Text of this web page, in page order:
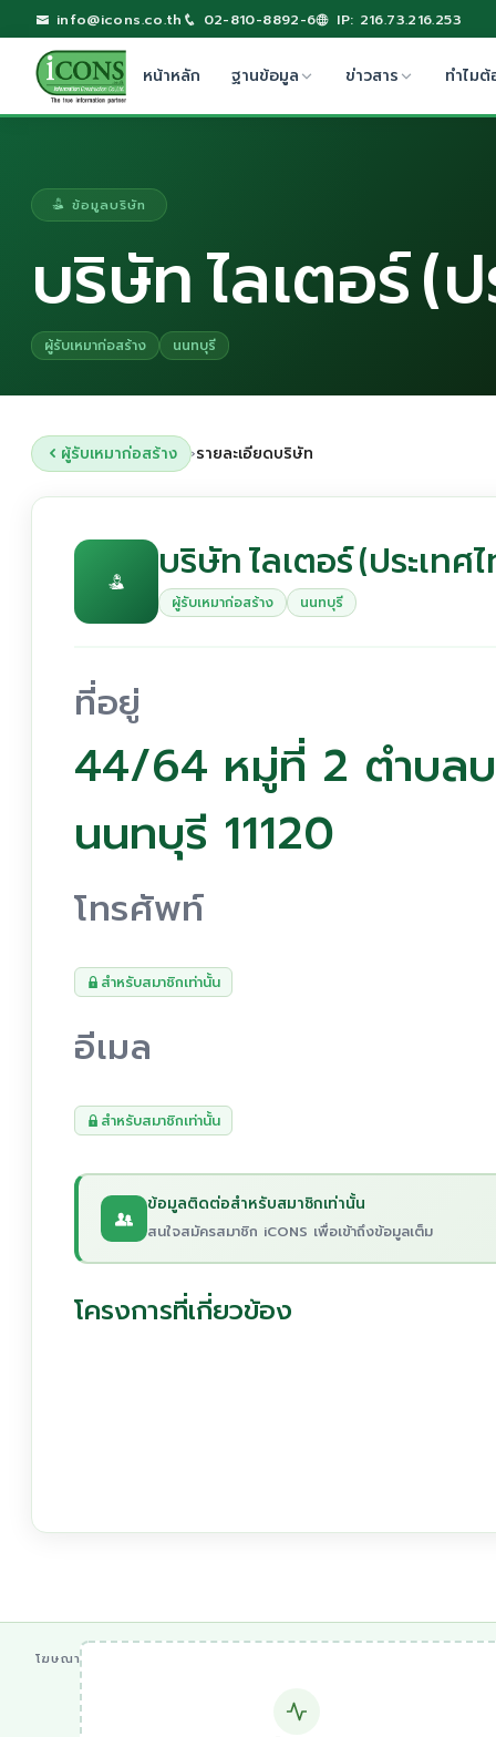
info@icons.co.th 02-810-8892-6 IP: 216.73.216.253
หน้าหลัก ฐานข้อมูล ข่าวสาร ทำไมต้
ข้อมูลบริษัท
บริษัท ไลเตอร์ (
ผู้รับเหมาก่อสร้าง นนทบุรี
ผู้รับเหมาก่อสร้าง ›รายละเอียดบริษัท
บริษัท ไลเตอร์ (ประเทศ
ผู้รับเหมาก่อสร้าง นนทบุรี
ที่อยู่
44/64 หมู่ที่ 2 ตำบลบ
นนทบุรี 11120
โทรศัพท์
สำหรับสมาชิกเท่านั้น
อีเมล
สำหรับสมาชิกเท่านั้น
ข้อมูลติดต่อสำหรับสมาชิกเท่านั้น
สนใจสมัครสมาชิก iCONS เพื่อเข้าถึงข้อมูลเต็ม
โครงการที่เกี่ยวข้อง
โฆษณา